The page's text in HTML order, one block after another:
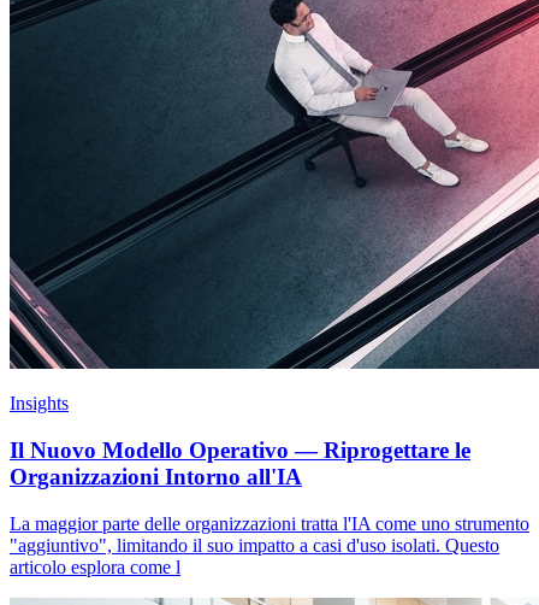
Insights
Il Nuovo Modello Operativo — Riprogettare le
Organizzazioni Intorno all'IA
La maggior parte delle organizzazioni tratta l'IA come uno strumento
"aggiuntivo", limitando il suo impatto a casi d'uso isolati. Questo
articolo esplora come l